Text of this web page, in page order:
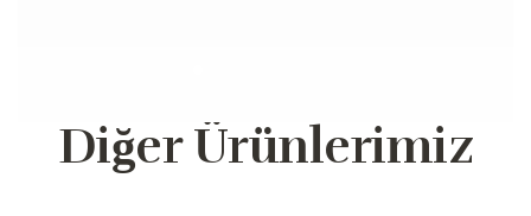
Diğer Ürünlerimiz